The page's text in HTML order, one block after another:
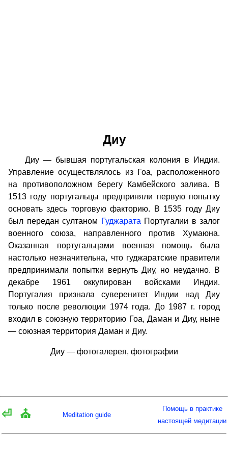
Диу
Диу — бывшая португальская колония в Индии.
Управление осуществлялось из Гоа, расположенного
на противоположном берегу Камбейского залива. В
1513 году португальцы предприняли первую попытку
основать здесь торговую факторию. В 1535 году Диу
был передан султаном Гуджарата Португалии в залог
военного союза, направленного против Хумаюна.
Оказанная португальцами военная помощь была
настолько незначительна, что гуджаратские правители
предпринимали попытки вернуть Диу, но неудачно. В
декабре 1961 оккупирован войсками Индии.
Португалия признала суверенитет Индии над Диу
только после революции 1974 года. До 1987 г. город
входил в союзную территорию Гоа, Даман и Диу, ныне
— союзная территория Даман и Диу.
Диу — фотогалерея, фотографии
⏎ ⛪ Meditation guide
Помощь в практике
настоящей медитации